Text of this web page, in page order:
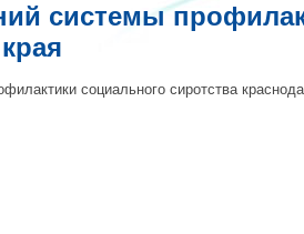
системы
социального сиротства